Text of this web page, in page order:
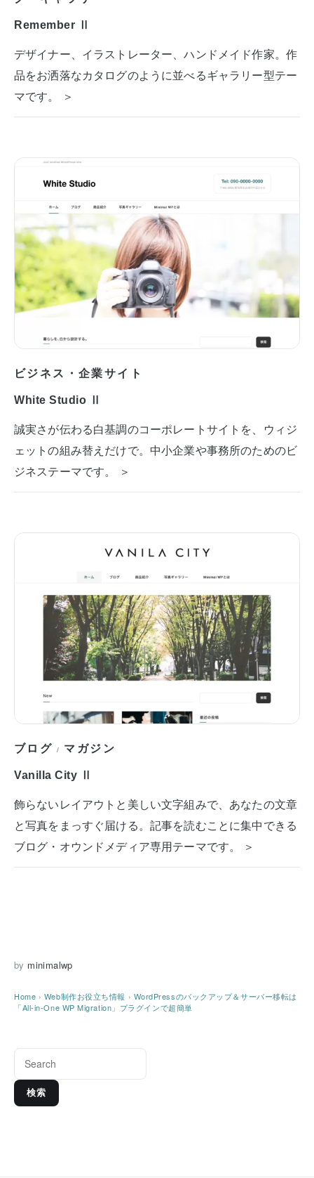
Remember Ⅱ
デザイナー、イラストレーター、ハンドメイド作家。作
品をお洒落なカタログのように並べるギャラリー型テー
マです。 ＞
ビジネス・企業サイト
White Studio Ⅱ
誠実さが伝わる白基調のコーポレートサイトを、ウィジ
ェットの組み替えだけで。中小企業や事務所のためのビ
ジネステーマです。 ＞
ブログ / マガジン
Vanilla City Ⅱ
飾らないレイアウトと美しい文字組みで、あなたの文章
と写真をまっすぐ届ける。記事を読むことに集中できる
ブログ・オウンドメディア専用テーマです。 ＞
by minimalwp
Home › Web制作お役立ち情報 › WordPressのバックアップ＆サーバー移転は
「All-in-One WP Migration」プラグインで超簡単
検索